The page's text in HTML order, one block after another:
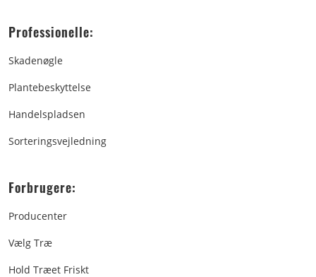
Professionelle:
Skadenøgle
Plantebeskyttelse
Handelspladsen
Sorteringsvejledning
Forbrugere:
Producenter
Vælg Træ
Hold Træet Friskt